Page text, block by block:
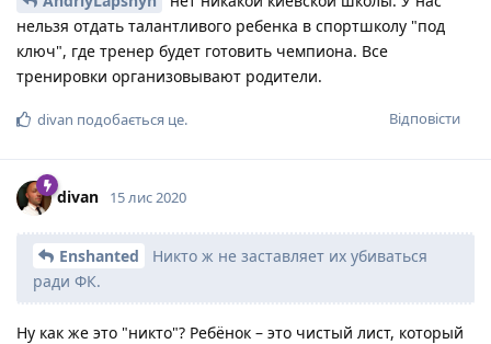
нельзя отдать талантливого ребенка в спортшколу "под
ключ", где тренер будет готовить чемпиона. Все
тренировки организовывают родители.
Відповісти
divan подобається це.
divan 15 лис 2020
Enshanted
Никто ж не заставляет их убиваться
ради ФК.
Ну как же это "никто"? Ребёнок – это чистый лист, который